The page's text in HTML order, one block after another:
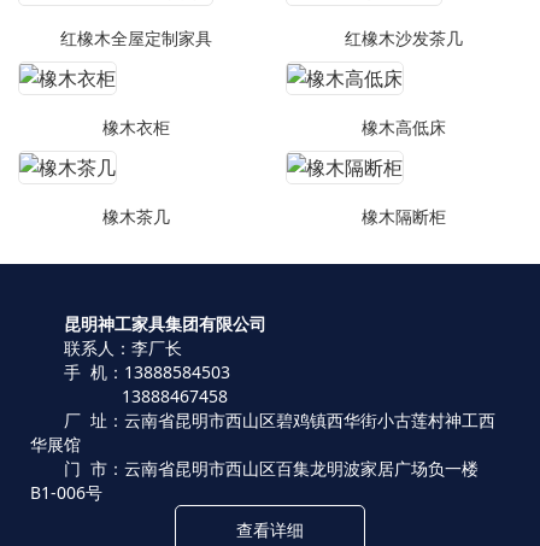
红橡木全屋定制家具 红橡木沙发茶几
橡木衣柜 橡木高低床
橡木茶几 橡木隔断柜
昆明神工家具集团有限公司
联系人：李厂长
手 机：13888584503
13888467458
厂 址：云南省昆明市西山区碧鸡镇西华街小古莲村神工西
华展馆
门 市：云南省昆明市西山区百集龙明波家居广场负一楼
B1-006号
查看详细